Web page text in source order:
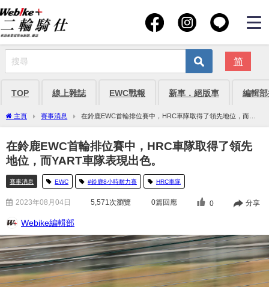
简
TOP 線上雜誌 EWC戰報 新車．絕版車 編輯
主頁 賽事消息
在鈴鹿EWC首輪排位賽中，HRC車隊取得了領先地位，而
YART車隊表現出色。
在鈴鹿EWC首輪排位賽中，HRC車隊取得了領先
地位，而YART車隊表現出色。
賽事消息 EWC #鈴鹿8小時耐力賽 HRC車隊
2023年08月04日 5,571 次瀏覽 0篇回應 0 分享
Webike編輯部